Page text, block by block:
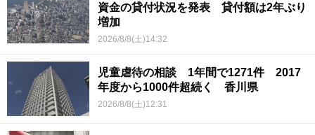
資金の貸付状況を発表 貸付額は2年ぶり
増加
2026/8/8(土)14:32
児童虐待の相談 1年間で1271件 2017
年度から1000件超続く 香川県
2026/8/8(土)12:31